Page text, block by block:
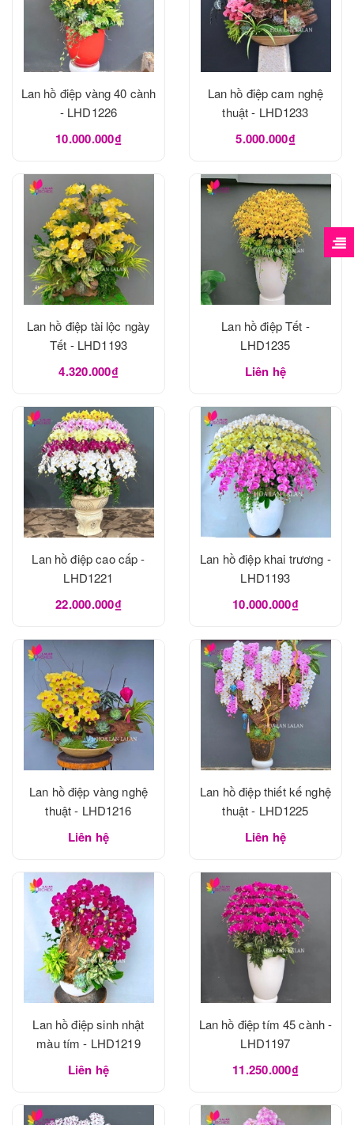
Lan hồ điệp vàng 40 cành
- LHD1226
10.000.000₫
Lan hồ điệp cam nghệ
thuật - LHD1233
5.000.000₫
Lan hồ điệp tài lộc ngày
Tết - LHD1193
4.320.000₫
Lan hồ điệp Tết -
LHD1235
Liên hệ
Lan hồ điệp cao cấp -
LHD1221
22.000.000₫
Lan hồ điệp khai trương -
LHD1193
10.000.000₫
Lan hồ điệp vàng nghệ
thuật - LHD1216
Liên hệ
Lan hồ điệp thiết kế nghệ
thuật - LHD1225
Liên hệ
Lan hồ điệp sinh nhật
màu tím - LHD1219
Liên hệ
Lan hồ điệp tím 45 cành -
LHD1197
11.250.000₫